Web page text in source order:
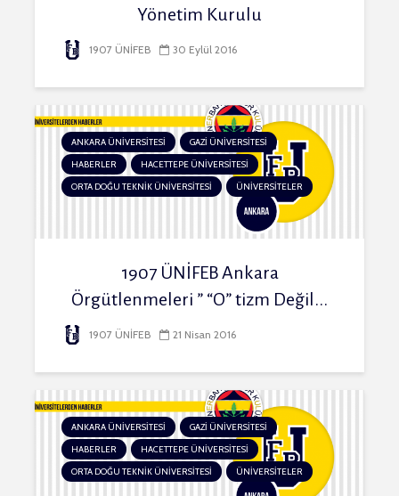
Yönetim Kurulu
1907 ÜNİFEB 30 Eylül 2016
ANKARA ÜNİVERSİTESİ
GAZİ ÜNİVERSİTESİ
HABERLER
HACETTEPE ÜNİVERSİTESİ
ORTA DOĞU TEKNİK ÜNİVERSİTESİ
ÜNİVERSİTELER
1907 ÜNİFEB Ankara
Örgütlenmeleri ” “O” tizm Değil...
1907 ÜNİFEB 21 Nisan 2016
ANKARA ÜNİVERSİTESİ
GAZİ ÜNİVERSİTESİ
HABERLER
HACETTEPE ÜNİVERSİTESİ
ORTA DOĞU TEKNİK ÜNİVERSİTESİ
ÜNİVERSİTELER